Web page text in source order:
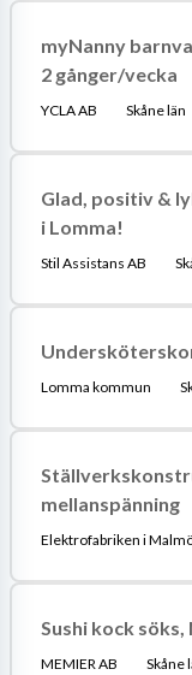
myNanny
2 gånger/vecka
YCLA AB Skåne län
Glad, positiv &
i Lomma!
Stil Assistans AB
Lomma kommun
mellanspänning
Elektrofabriken i
Sushi kock söks,
MEMIER AB Skåne